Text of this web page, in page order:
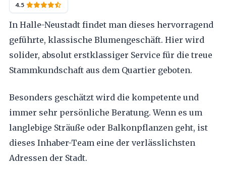
4.5
In Halle-Neustadt findet man dieses hervorragend
geführte, klassische Blumengeschäft. Hier wird
solider, absolut erstklassiger Service für die treue
Stammkundschaft aus dem Quartier geboten.
Besonders geschätzt wird die kompetente und
immer sehr persönliche Beratung. Wenn es um
langlebige Sträuße oder Balkonpflanzen geht, ist
dieses Inhaber-Team eine der verlässlichsten
Adressen der Stadt.